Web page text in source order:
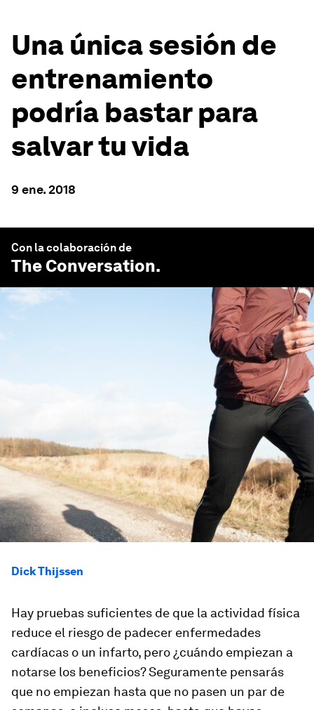
Una única sesión de
entrenamiento
podría bastar para
salvar tu vida
9 ene. 2018
Con la colaboración de
The Conversation.
Dick Thijssen
Hay pruebas suficientes de que la actividad física
reduce el riesgo de padecer enfermedades
cardíacas o un infarto, pero ¿cuándo empiezan a
notarse los beneficios? Seguramente pensarás
que no empiezan hasta que no pasen un par de